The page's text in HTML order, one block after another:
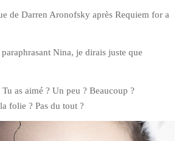
de Darren Aronofsky après Requiem for a
Nina, je dirais juste que
as aimé ? Un peu ? Beaucoup ?
folie ? Pas du tout ?